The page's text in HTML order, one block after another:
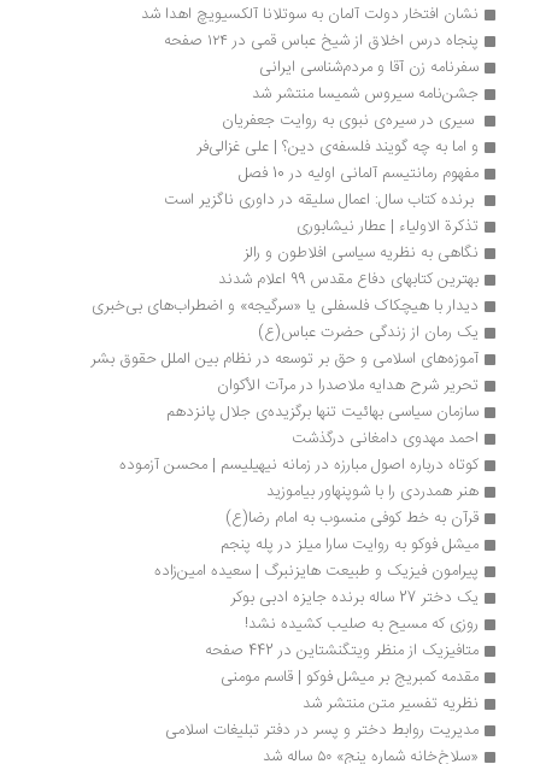
نشان افتخار دولت آلمان به سوتلانا آلکسیویچ اهدا شد
پنجاه درس اخلاق از شیخ عباس قمی در ۱۲۴ صفحه
سفرنامه زن آقا و مردم‌شناسی ایرانی
جشن‌نامه سیروس شمیسا منتشر شد
سیری در سیره‌ی نبوی به روایت جعفریان
و اما به چه گویند فلسفه‌ی دین؟ | علی غزالی‌فر
مفهوم رمانتیسم آلمانی اولیه در 10 فصل
برنده کتاب سال: اعمال سلیقه در داوری‌ ناگزیر است
تذکرة الاولیاء | عطار نیشابوری
نگاهی به نظریه سیاسی افلاطون و رالز
بهترین کتابهای دفاع مقدس 99 اعلام شدند
دیدار با هیچکاک فلسفلی یا «سرگیجه» و اضطراب‌های بی‌خبری
یک رمان از زندگی حضرت عباس(ع)
آموزه‌های اسلامی و حق بر توسعه در نظام بین الملل حقوق بشر
تحرير شرح هدايه ملاصدرا در مرآت الأکوان
سازمان سیاسی بهائیت تنها برگزیده‌ی جلال پانزدهم
احمد مهدوی دامغانی درگذشت
کوتاه درباره اصول مبارزه در زمانه نیهیلیسم | محسن آزموده
هنر همدردی را با شوپنهاور بیاموزید
قرآن به خط کوفی منسوب به امام رضا(ع)
میشل فوکو به روایت سارا میلز در پله پنجم
پیرامون فیزیک و طبیعت هایزنبرگ | سعیده امین‌زاده
یک دختر 27 ساله برنده جایزه ادبی بوکر
روزی که مسیح به صلیب کشیده نشد!
متافیزیک از منظر ویتگنشتاین در 442 صفحه
مقدمه کمبریج بر میشل فوکو | قاسم مومنی
نظریه تفسیر متن منتشر شد
مدیریت روابط دختر و پسر در دفتر تبلیغات اسلامی
«سلاخ‌خانه شماره پنج» ۵۰ ساله شد